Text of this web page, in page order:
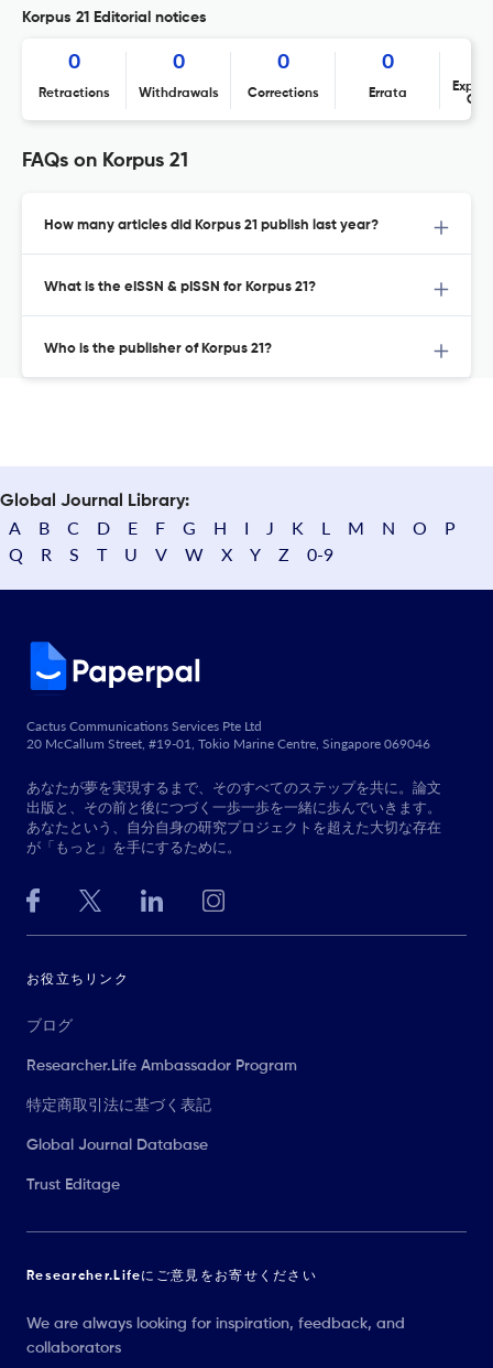
Korpus 21 Editorial notices
0
Retractions
0
Withdrawals
0
Corrections
0
Errata
FAQs on Korpus 21
How many articles did Korpus 21 publish last year?
What is the eISSN & pISSN for Korpus 21?
Who is the publisher of Korpus 21?
Global Journal Library:
A B C D E F G H I J K L M N O
P
Q
R S T U V W X Y Z 0-9
Cactus Communications Services Pte Ltd
20 McCallum Street, #19-01, Tokio Marine Centre, Singapore 069046
あなたが夢を実現するまで、そのすべてのステップを共に。論文
出版と、その前と後につづく一歩一歩を一緒に歩んでいきます。
あなたという、自分自身の研究プロジェクトを超えた大切な存在
が「もっと」を手にするために。
お役立ちリンク
ブログ
Researcher.Life Ambassador Program
特定商取引法に基づく表記
Global Journal Database
Trust Editage
Researcher.Lifeにご意見をお寄せください
We are always looking for inspiration, feedback, and
collaborators